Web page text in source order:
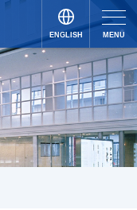
ENGLISH
JAPANESE
MENU